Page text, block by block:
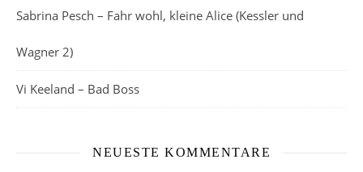
Sabrina Pesch – Fahr wohl, kleine Alice (Kessler und
Wagner 2)
Vi Keeland – Bad Boss
NEUESTE KOMMENTARE